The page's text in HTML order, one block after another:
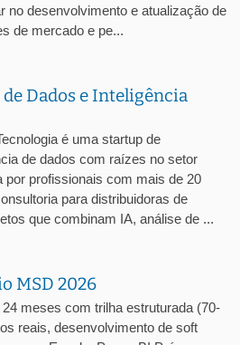
no desenvolvimento e atualização de
de mercado e pe...
Dados e Inteligência
é uma startup de
de dados com raízes no setor
por profissionais com mais de 20
para distribuidoras de
que combinam IA, análise de ...
MSD 2026
meses com trilha estruturada (70-
reais, desenvolvimento de soft